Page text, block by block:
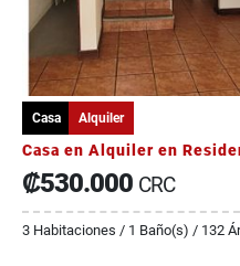
Casa Alquiler
Casa en Alquiler en
₡530.000 CRC
3 Habitaciones / 1 Baño(s) / 132